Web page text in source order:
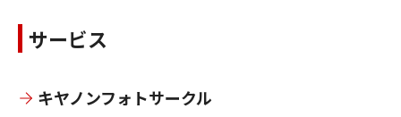
サービス
キヤノンフォトサークル